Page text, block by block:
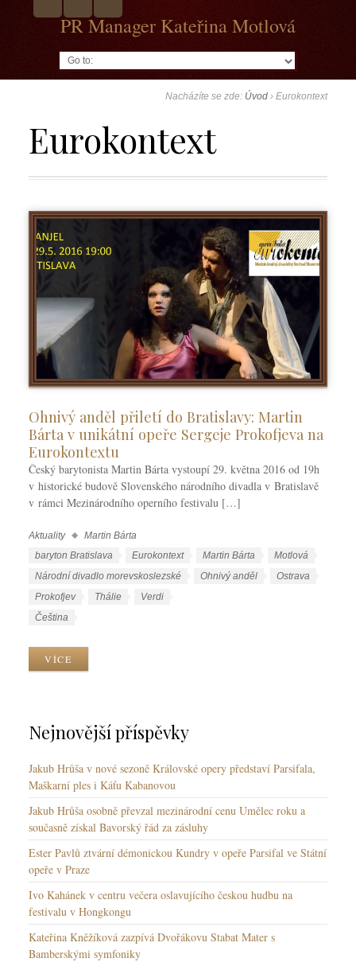
PR Manager Kateřina Motlová
Nacházíte se zde: Úvod ›Eurokontext
Eurokontext
Ohnivý anděl přiletí do Bratislavy: Martin
Bárta v unikátní opeře Sergeje Prokofjeva na
Eurokontextu
Český barytonista Martin Bárta vystoupí 29. května 2016 od 19h
v historické budově Slovenského národního divadla v Bratislavě
v rámci Mezinárodního operního festivalu […]
R
Aktuality Martin Bárta
Šbaryton Bratislava Eurokontext Martin Bárta
Motlová
Národní divadlo morevskoslezské
Ohnivý anděl
Ostrava
Prokofjev
Thálie Verdi
y
Čeština
VÍCE
Nejnovější příspěvky
Jakub Hrůša v nové sezoně Královské opery představí Parsifala,
Maškarní ples i Káťu Kabanovou
Jakub Hrůša osobně převzal mezinárodní cenu Umělec roku a
současně získal Bavorský řád za zásluhy
Ester Pavlů ztvární démonickou Kundry v opeře Parsifal ve Státní
opeře v Praze
Ivo Kahánek v centru večera oslavujícího českou hudbu na
festivalu v Hongkongu
Kateřina Kněžíková zazpívá Dvořákovu Stabat Mater s
Bamberskými symfoniky